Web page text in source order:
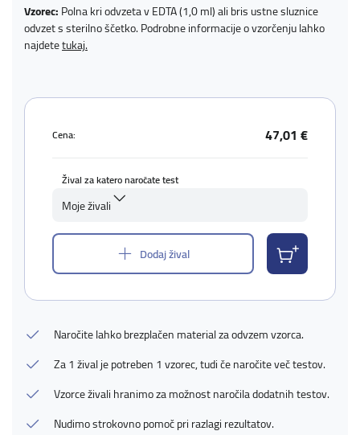
Vzorec:Polna kri odvzeta v EDTA (1,0 ml) ali bris ustne sluznice
odvzet s sterilno ščetko. Podrobne informacije o vzorčenju lahko
najdetetukaj.
Cena: 47,01 €
Žival za katero naročate test
Moje živali
Dodaj žival
Naročite lahko brezplačen material za odvzem vzorca.
Za 1 žival je potreben 1 vzorec, tudi če naročite več testov.
Vzorce živali hranimo za možnost naročila dodatnih testov.
Nudimo strokovno pomoč pri razlagi rezultatov.